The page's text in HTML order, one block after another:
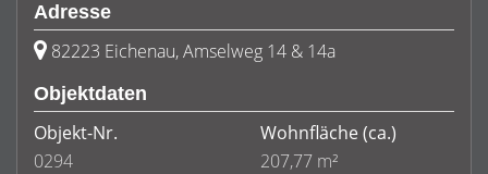
Adresse
82223 Eichenau, Amselweg 14 & 14a
Objektdaten
Objekt-Nr.
0294
Wohnfläche (ca.)
207,77 m²